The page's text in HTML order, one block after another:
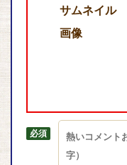
サムネイル
画像